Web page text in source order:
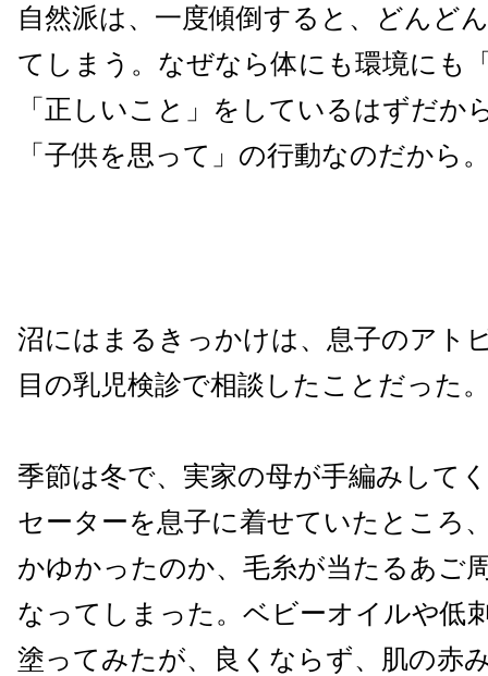
自然派は、一度傾倒すると、どんど
てしまう。なぜなら体にも環境にも
「正しいこと」をしているはずだか
「子供を思って」の行動なのだから
沼にはまるきっかけは、息子のアト
目の乳児検診で相談したことだった
季節は冬で、実家の母が手編みして
セーターを息子に着せていたところ
かゆかったのか、毛糸が当たるあご
なってしまった。ベビーオイルや低
塗ってみたが、良くならず、肌の赤